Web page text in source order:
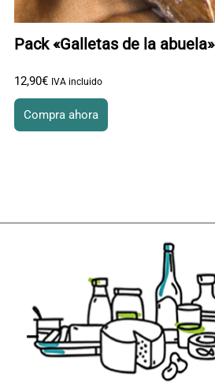
Pack «Galletas de la abuela»
12,90€ IVA incluido
Compra ahora